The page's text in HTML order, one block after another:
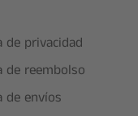
de privacidad
de reembolso
de envíos